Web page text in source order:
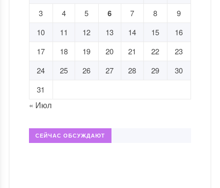
3
4 5 6 7 8
9
10
11 12 13 14 15
16
17
18 19 20 21 22
23
24
25 26 27 28 29
30
31
« Июл
СЕЙЧАС ОБСУЖДАЮТ